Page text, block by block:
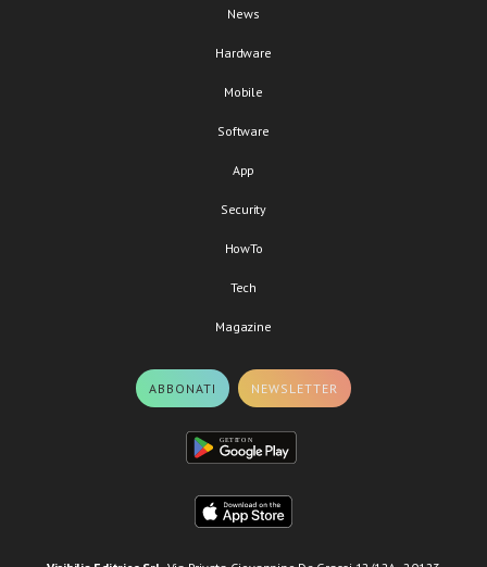
News
Hardware
Mobile
Software
App
Security
HowTo
Tech
Magazine
ABBONATI NEWSLETTER